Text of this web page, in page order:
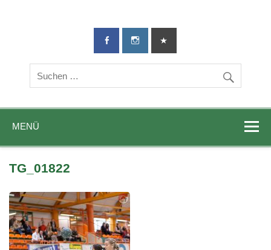
TG-Geislingen
DIE Sportadresse in Geislingen!
MENÜ
TG_01822